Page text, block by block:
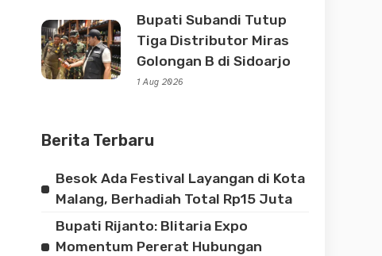
Bupati Subandi Tutup
Tiga Distributor Miras
Golongan B di Sidoarjo
1 Aug 2026
Berita Terbaru
Besok Ada Festival Layangan di Kota
Malang, Berhadiah Total Rp15 Juta
Bupati Rijanto: Blitaria Expo
Momentum Pererat Hubungan